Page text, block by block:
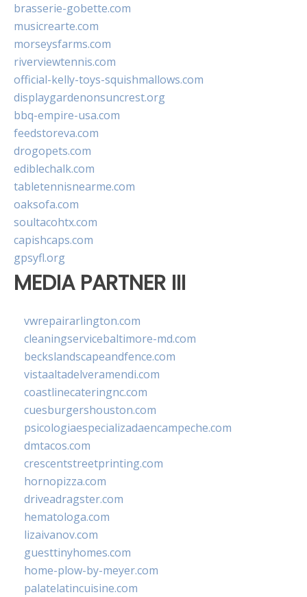
brasserie-gobette.com
musicrearte.com
morseysfarms.com
riverviewtennis.com
official-kelly-toys-squishmallows.com
displaygardenonsuncrest.org
bbq-empire-usa.com
feedstoreva.com
drogopets.com
ediblechalk.com
tabletennisnearme.com
oaksofa.com
soultacohtx.com
capishcaps.com
gpsyfl.org
MEDIA PARTNER III
vwrepairarlington.com
cleaningservicebaltimore-md.com
beckslandscapeandfence.com
vistaaltadelveramendi.com
coastlinecateringnc.com
cuesburgershouston.com
psicologiaespecializadaencampeche.com
dmtacos.com
crescentstreetprinting.com
hornopizza.com
driveadragster.com
hematologa.com
lizaivanov.com
guesttinyhomes.com
home-plow-by-meyer.com
palatelatincuisine.com